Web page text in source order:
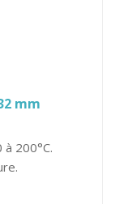
mm
200°C.